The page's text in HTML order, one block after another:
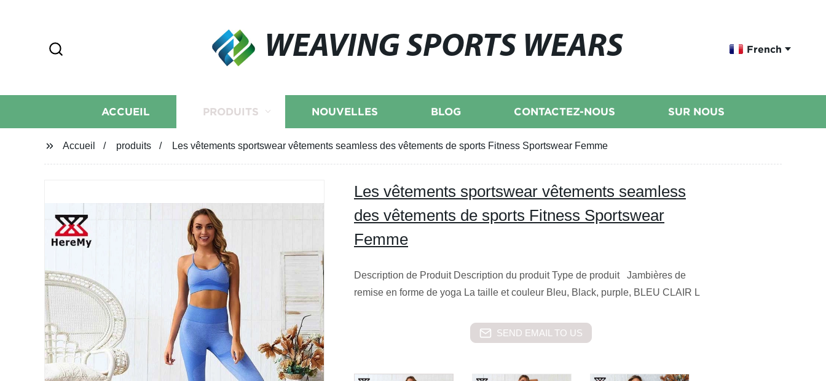
WEAVING SPORTS WEARS French
ACCUEIL PRODUITS NOUVELLES BLOG CONTACTEZ-NOUS SUR NOUS
Accueil produits Les vêtements sportswear vêtements seamless des vêtements de sports Fitness Sportswear Femme
Les vêtements sportswear vêtements seamless
des vêtements de sports Fitness Sportswear
Femme
Description de Produit Description du produit Type de produit Jambières de
remise en forme de yoga La taille et couleur Bleu, Black, purple, BLEU CLAIR L
SEND EMAIL TO US